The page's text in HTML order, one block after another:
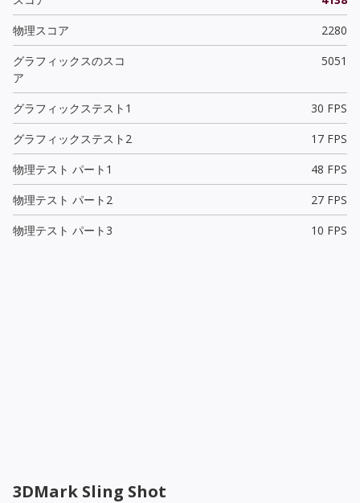
物理スコア
2280
グラフィックスのスコ
ア
5051
グラフィックステスト1
30 FPS
グラフィックステスト2
17 FPS
物理テスト パート1
48 FPS
物理テスト パート2
27 FPS
物理テスト パート3
10 FPS
3DMark Sling Shot